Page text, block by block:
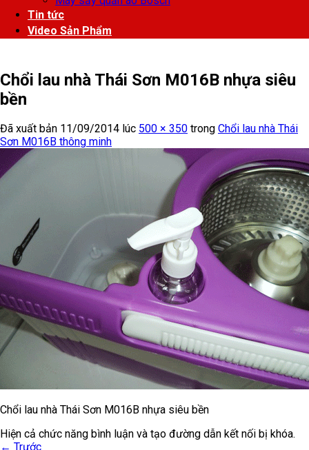
Tin tức
Video Sản Phẩm
Chổi lau nhà Thái Sơn M016B nhựa siêu
bền
Đã xuất bản 11/09/2014 lúc 500 × 350 trong Chổi lau nhà Thái
Sơn M016B thông minh
Chổi lau nhà Thái Sơn M016B nhựa siêu bền
Hiện cả chức năng bình luận và tạo đường dẫn kết nối bị khóa.
← Trước